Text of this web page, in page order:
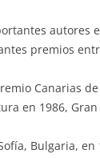
autores
premios
Canarias
en 1986,
Bulgaria, en